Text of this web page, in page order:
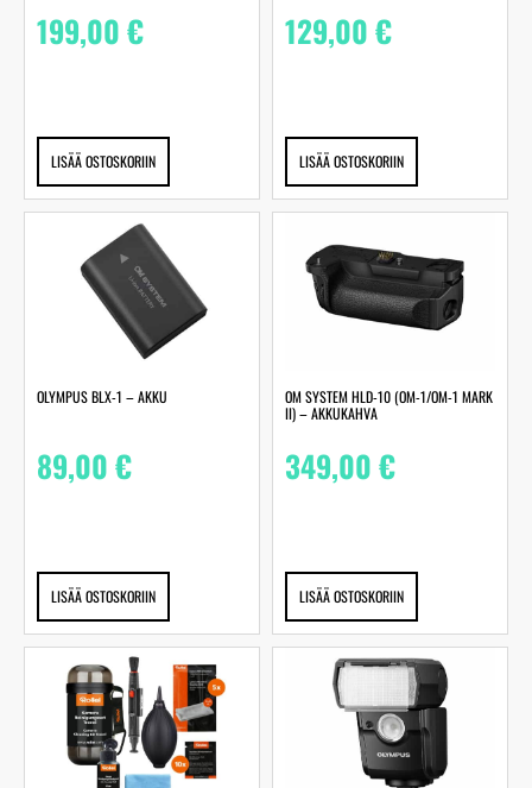
199,00€
LISÄÄ OSTOSKORIIN
129,00€
LISÄÄ OSTOSKORIIN
OLYMPUS BLX-1 – AKKU
89,00€
LISÄÄ OSTOSKORIIN
OM SYSTEM HLD-10 (OM-1/OM-1 MARK
II) – AKKUKAHVA
349,00€
LISÄÄ OSTOSKORIIN